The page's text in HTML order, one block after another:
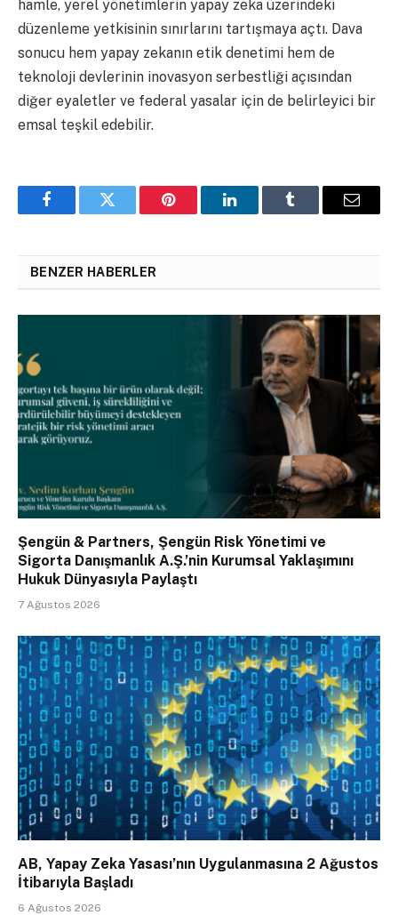
hamle, yerel yönetimlerin yapay zeka üzerindeki
düzenleme yetkisinin sınırlarını tartışmaya açtı. Dava
sonucu hem yapay zekanın etik denetimi hem de
teknoloji devlerinin inovasyon serbestliği açısından
diğer eyaletler ve federal yasalar için de belirleyici bir
emsal teşkil edebilir.
FacebookTwitter Pinterest LinkedInTumblr Email
BENZER HABERLER
Şengün & Partners, Şengün Risk Yönetimi ve
Sigorta Danışmanlık A.Ş.’nin Kurumsal Yaklaşımını
Hukuk Dünyasıyla Paylaştı
7 Ağustos 2026
AB, Yapay Zeka Yasası’nın Uygulanmasına 2 Ağustos
İtibarıyla Başladı
6 Ağustos 2026